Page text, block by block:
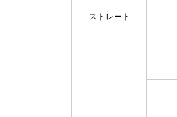
ストレート